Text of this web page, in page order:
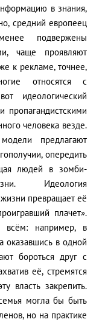
в знания,
средний европеец
подвержены
чаще проявляют
к рекламе, точнее,
относятся с
идеологический
пропагандистскими
человека везде.
предлагают
опередить
людей в зомби-
Идеология
превращает её
плачет».
например, в
оказавшись в одной
бороться друг с
её, стремятся
власть закрепить.
могла бы быть
но на практике